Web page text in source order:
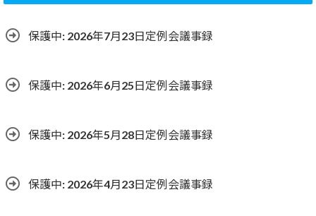
保護中: 2026年7月23日定例会議事録
保護中: 2026年6月25日定例会議事録
保護中: 2026年5月28日定例会議事録
保護中: 2026年4月23日定例会議事録